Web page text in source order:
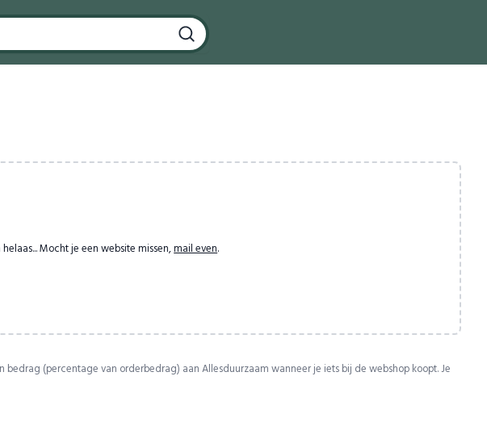
Mocht je een website missen,mail even.
(percentage van orderbedrag) aan Allesduurzaam wanneer je iets bij de webshop koopt. Je